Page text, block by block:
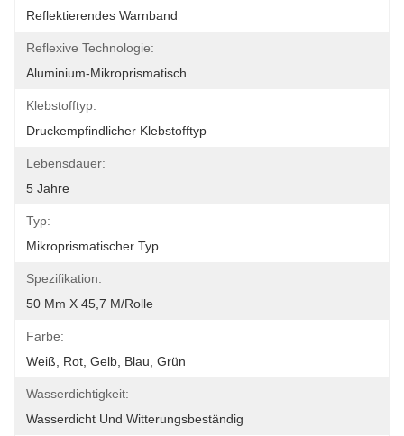
Reflektierendes Warnband
Reflexive Technologie:
Aluminium-Mikroprismatisch
Klebstofftyp:
Druckempfindlicher Klebstofftyp
Lebensdauer:
5 Jahre
Typ:
Mikroprismatischer Typ
Spezifikation:
50 Mm X 45,7 M/Rolle
Farbe:
Weiß, Rot, Gelb, Blau, Grün
Wasserdichtigkeit:
Wasserdicht Und Witterungsbeständig